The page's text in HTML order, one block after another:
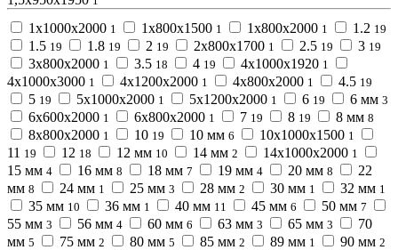
1х1000х2000 1 1х800х1500 1 1х800х2000 1 1.2 19
1.5 19 1.8 19 2 19 2х800х1700 1 2.5 19 3 19
3х800х2000 1 3.5 18 4 19 4х1000х1920 1
4х1000х3000 1 4х1200х2000 1 4х800х2000 1 4.5 19
5 19 5х1000х2000 1 5х1200х2000 1 6 19 6 мм 3
6х600х2000 1 6х800х2000 1 7 19 8 19 8 мм 8
8х800х2000 1 10 19 10 мм 6 10х1000х1500 1
11 19 12 18 12 мм 10 14 мм 2 14х1000х2000 1
15 мм 4 16 мм 8 18 мм 7 19 мм 4 20 мм 8
22
мм 8 24 мм 1 25 мм 3 28 мм 2 30 мм 1 32 мм 1
35 мм 10 36 мм 1 40 мм 11 45 мм 6 50 мм 7
55 мм 3 56 мм 4 60 мм 6 63 мм 3 65 мм 3
70
мм 5 75 мм 2 80 мм 5 85 мм 2 89 мм 1 90 мм 2